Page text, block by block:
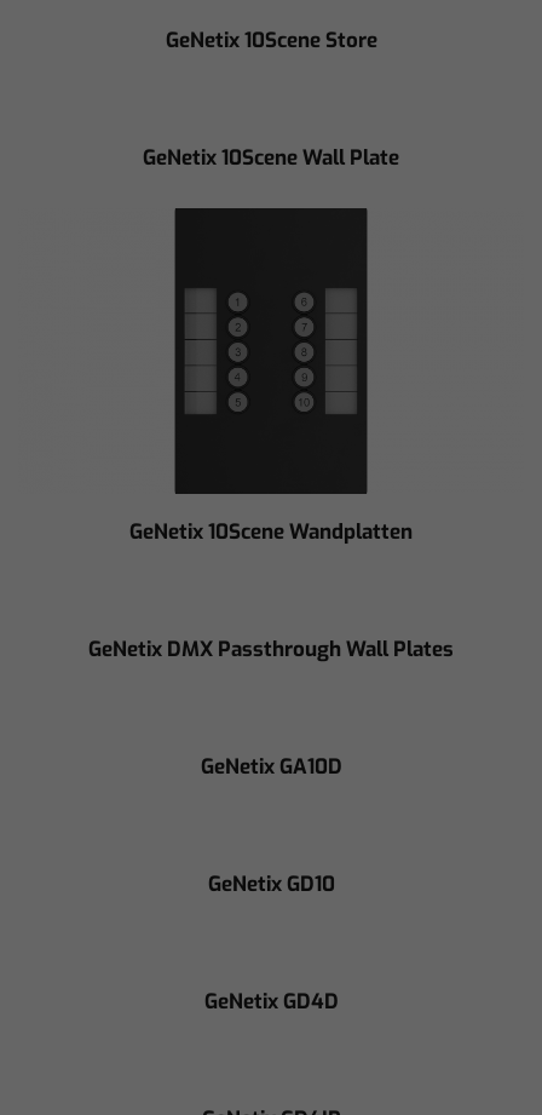
GeNetix 10Scene Store
GeNetix 10Scene Wall Plate
GeNetix 10Scene Wandplatten
GeNetix DMX Passthrough Wall Plates
GeNetix GA10D
GeNetix GD10
GeNetix GD4D